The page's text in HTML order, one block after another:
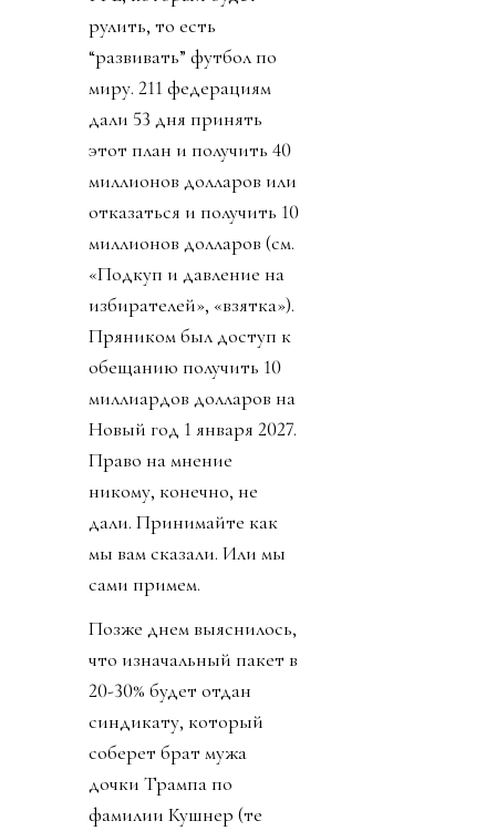
рулить, то есть
“развивать” футбол по
миру. 211 федерациям
дали 53 дня принять
этот план и получить 40
миллионов долларов или
отказаться и получить 10
миллионов долларов (см.
«Подкуп и давление на
избирателей», «взятка»).
Пряником был доступ к
обещанию получить 10
миллиардов долларов на
Новый год 1 января 2027.
Право на мнение
никому, конечно, не
дали. Принимайте как
мы вам сказали. Или мы
сами примем.
Позже днем выяснилось,
что изначальный пакет в
20-30% будет отдан
синдикату, который
соберет брат мужа
дочки Трампа по
фамилии Кушнер (те